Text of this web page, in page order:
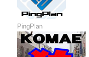
PingPlan